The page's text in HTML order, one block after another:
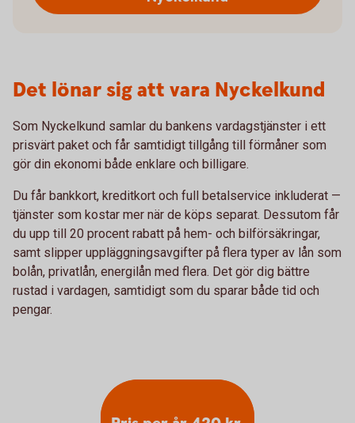
Det lönar sig att vara Nyckelkund
Som Nyckelkund samlar du bankens vardagstjänster i ett
prisvärt paket och får samtidigt tillgång till förmåner som
gör din ekonomi både enklare och billigare.
Du får bankkort, kreditkort och full betalservice inkluderat —
tjänster som kostar mer när de köps separat. Dessutom får
du upp till 20 procent rabatt på hem- och bilförsäkringar,
samt slipper uppläggningsavgifter på flera typer av lån som
bolån, privatlån, energilån med flera. Det gör dig bättre
rustad i vardagen, samtidigt som du sparar både tid och
pengar.